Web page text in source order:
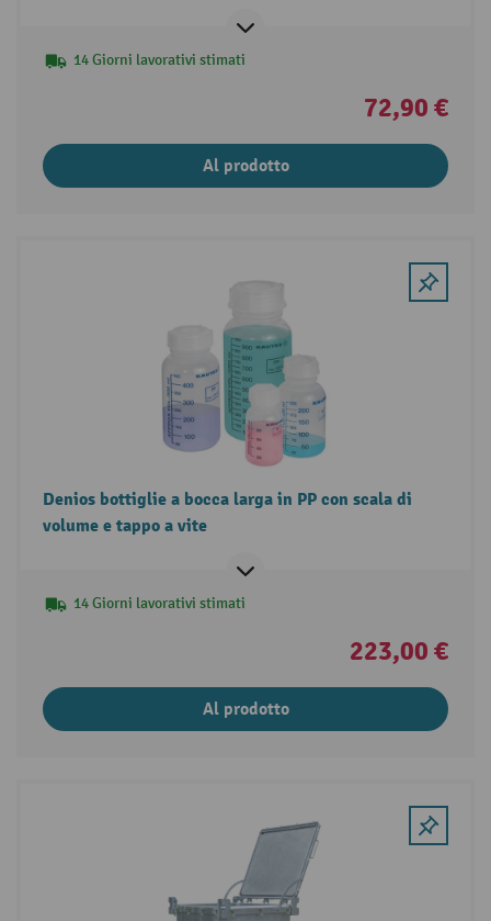
14 Giorni lavorativi stimati
72,90 €
Al prodotto
Denios bottiglie a bocca larga in PP con scala di
volume e tappo a vite
14 Giorni lavorativi stimati
223,00 €
Al prodotto